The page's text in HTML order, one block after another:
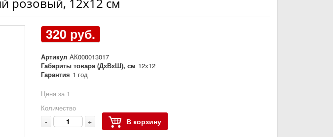
320 руб.
Артикул АК000013017
Габариты товара (ДхВхШ), см 12х12
Гарантия 1 год
Цена за 1
Количество
- + В корзину